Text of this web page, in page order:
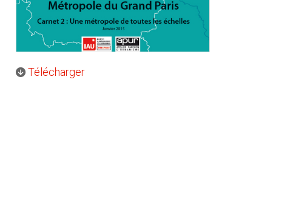
Télécharger